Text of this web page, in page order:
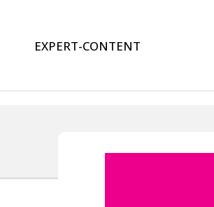
EXPERT-CONTENT